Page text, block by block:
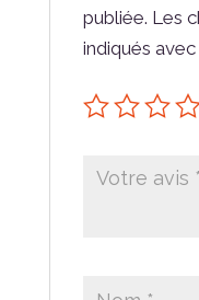
publiée. Les
indiqués avec